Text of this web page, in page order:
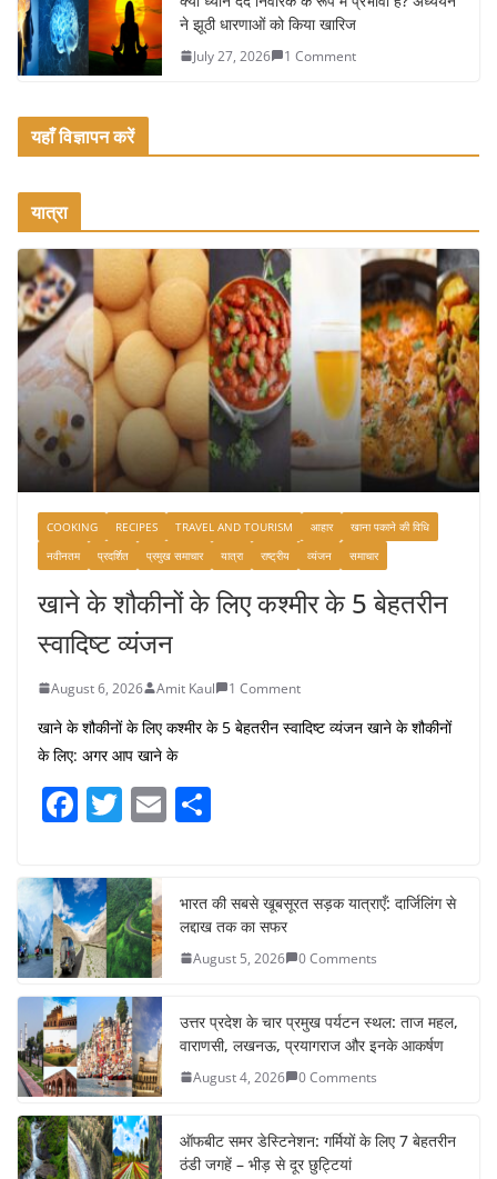
ने झूठी धारणाओं को किया खारिज
July 27, 2026 1 Comment
यहाँ विज्ञापन करें
यात्रा
COOKING RECIPES TRAVEL AND TOURISM आहार
खाना पकाने की विधि
नवीनतम
प्रदर्शित प्रमुख समाचार यात्रा राष्ट्रीय व्यंजन समाचार
खाने के शौकीनों के लिए कश्मीर के 5 बेहतरीन
स्वादिष्ट व्यंजन
August 6, 2026 Amit Kaul 1 Comment
खाने के शौकीनों के लिए कश्मीर के 5 बेहतरीन स्वादिष्ट व्यंजन खाने के शौकीनों
के लिए: अगर आप खाने के
F
c
e
b
o
o
k
T
itt
er
E
e
भारत की सबसे खूबसूरत सड़क यात्राएँ: दार्जिलिंग से
लद्दाख तक का सफर
August 5, 2026 0 Comments
उत्तर प्रदेश के चार प्रमुख पर्यटन स्थल: ताज महल,
वाराणसी, लखनऊ, प्रयागराज और इनके आकर्षण
August 4, 2026 0 Comments
ऑफबीट समर डेस्टिनेशन: गर्मियों के लिए 7 बेहतरीन
ठंडी जगहें – भीड़ से दूर छुट्टियां